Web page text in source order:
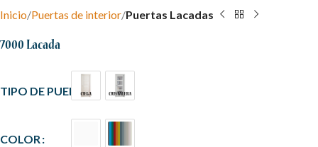
Inicio Puertas de interior Puertas Lacadas
7000 Lacada
TIPO DE PUERTA
COLOR